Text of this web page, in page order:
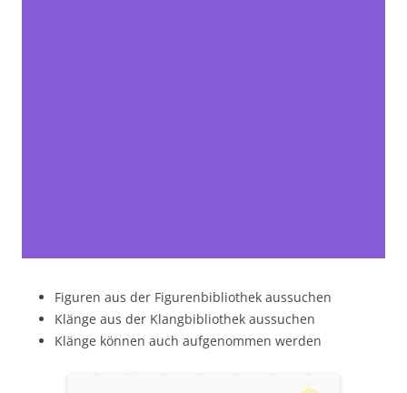
Figuren aus der Figurenbibliothek aussuchen
Klänge aus der Klangbibliothek aussuchen
Klänge können auch aufgenommen werden